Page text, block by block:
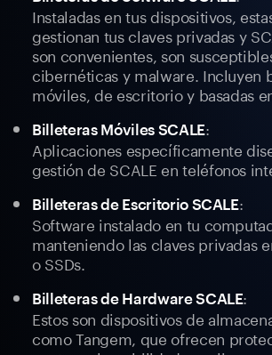
Instaladas en tus dispositivos,
gestionan tus claves privadas y
son convenientes, son
cibernéticas y malware. Incluyen
móviles, de escritorio y basadas
Billeteras Móviles SCALE:
Aplicaciones específicamente
gestión de SCALE en teléfonos
Billeteras de Escritorio SCALE:
Software instalado en tu
manteniendo las claves privadas
o SSDs.
Billeteras de Hardware SCALE:
Estos son dispositivos de
como Tangem, que ofrecen